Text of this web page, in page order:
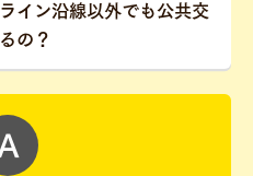
イン沿線以外でも公共交
の？